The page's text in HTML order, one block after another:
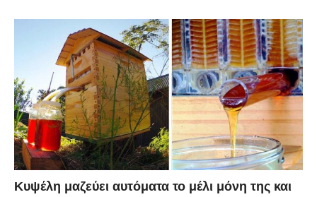
Κυψέλη μαζεύει αυτόματα το μέλι μόνη της και